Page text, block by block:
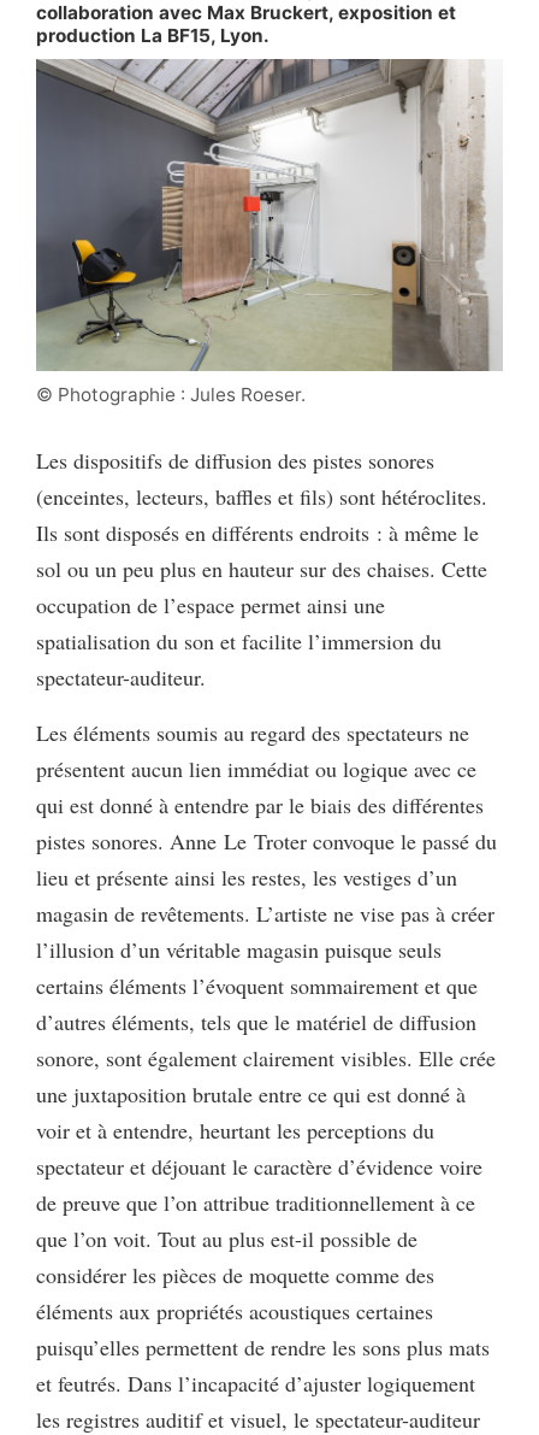
collaboration avec Max Bruckert, exposition et
production La BF15, Lyon.
© Photographie : Jules Roeser.
Les dispositifs de diffusion des pistes sonores
(enceintes, lecteurs, baffles et fils) sont hétéroclites.
Ils sont disposés en différents endroits : à même le
sol ou un peu plus en hauteur sur des chaises. Cette
occupation de l’espace permet ainsi une
spatialisation du son et facilite l’immersion du
spectateur-auditeur.
Les éléments soumis au regard des spectateurs ne
présentent aucun lien immédiat ou logique avec ce
qui est donné à entendre par le biais des différentes
pistes sonores. Anne Le Troter convoque le passé du
lieu et présente ainsi les restes, les vestiges d’un
magasin de revêtements. L’artiste ne vise pas à créer
l’illusion d’un véritable magasin puisque seuls
certains éléments l’évoquent sommairement et que
d’autres éléments, tels que le matériel de diffusion
sonore, sont également clairement visibles. Elle crée
une juxtaposition brutale entre ce qui est donné à
voir et à entendre, heurtant les perceptions du
spectateur et déjouant le caractère d’évidence voire
de preuve que l’on attribue traditionnellement à ce
que l’on voit. Tout au plus est-il possible de
considérer les pièces de moquette comme des
éléments aux propriétés acoustiques certaines
puisqu’elles permettent de rendre les sons plus mats
et feutrés. Dans l’incapacité d’ajuster logiquement
les registres auditif et visuel, le spectateur-auditeur